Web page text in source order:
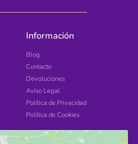
Información
Blog
Contacto
Devoluciones
Aviso Legal
Política de Privacidad
Política de Cookies